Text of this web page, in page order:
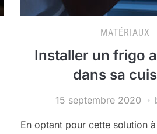
MATÉRIAUX
Installer un frigo
dans sa
15 septembre 2020
En optant pour cette solution à